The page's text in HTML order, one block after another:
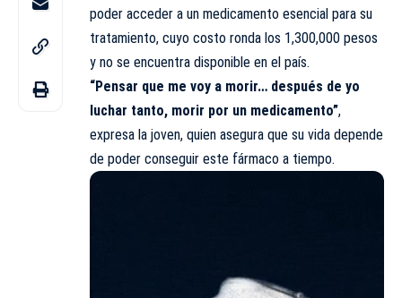
poder acceder a un medicamento esencial para su
tratamiento, cuyo costo ronda los 1,300,000 pesos
y no se encuentra disponible en el país.
“Pensar que me voy a morir… después de yo
luchar tanto, morir por un medicamento”,
expresa la joven, quien asegura que su vida depende
de poder conseguir este fármaco a tiempo.